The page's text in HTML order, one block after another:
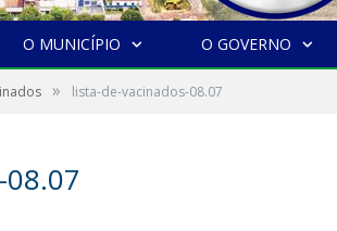
O MUNICÍPIO O GOVERNO
» lista-de-vacinados-08.07
08.07